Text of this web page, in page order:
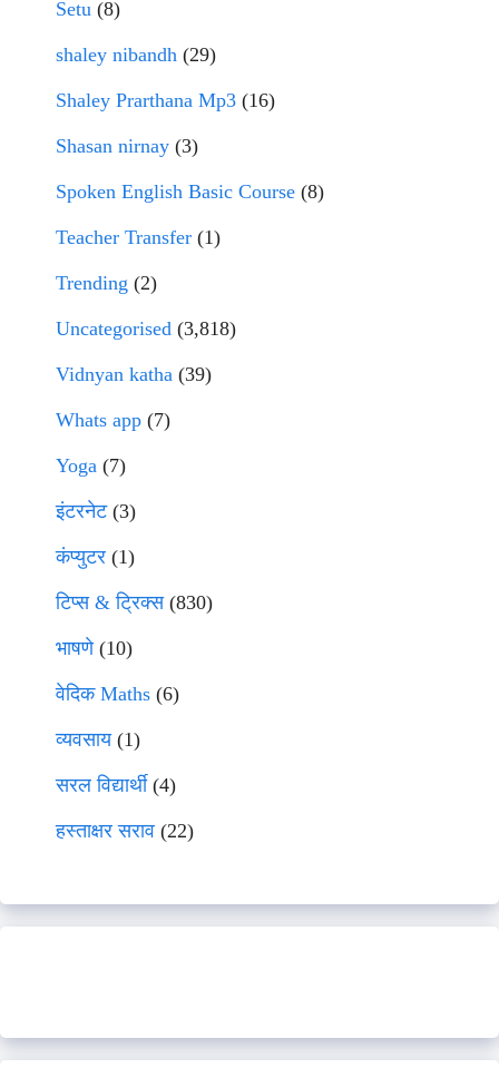
Setu (8)
shaley nibandh (29)
Shaley Prarthana Mp3 (16)
Shasan nirnay (3)
Spoken English Basic Course (8)
Teacher Transfer (1)
Trending (2)
Uncategorised (3,818)
Vidnyan katha (39)
Whats app (7)
Yoga (7)
इंटरनेट(3)
कंप्युटर (1)
टिप्स & ट्रिक्स(830)
भाषणे(10)
वेदिक Maths (6)
व्यवसाय(1)
सरल विद्यार्थी(4)
हस्ताक्षर सराव (22)